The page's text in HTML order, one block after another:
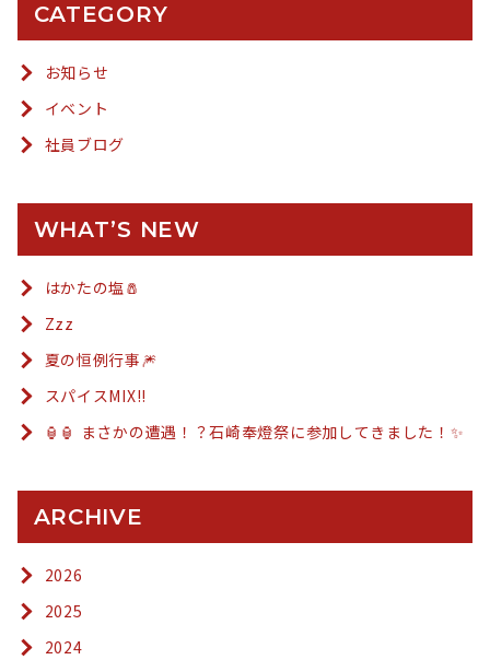
CATEGORY
お知らせ
イベント
社員ブログ
WHAT’S NEW
はかたの塩🧂
Zzz
夏の恒例行事🎆
スパイスMIX!!
🏮🏮 まさかの遭遇！？石崎奉燈祭に参加してきました！✨
ARCHIVE
2026
2025
2024